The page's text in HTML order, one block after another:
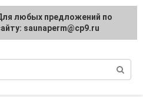
использовать
любых предложений по
saunaperm@cp9.ru